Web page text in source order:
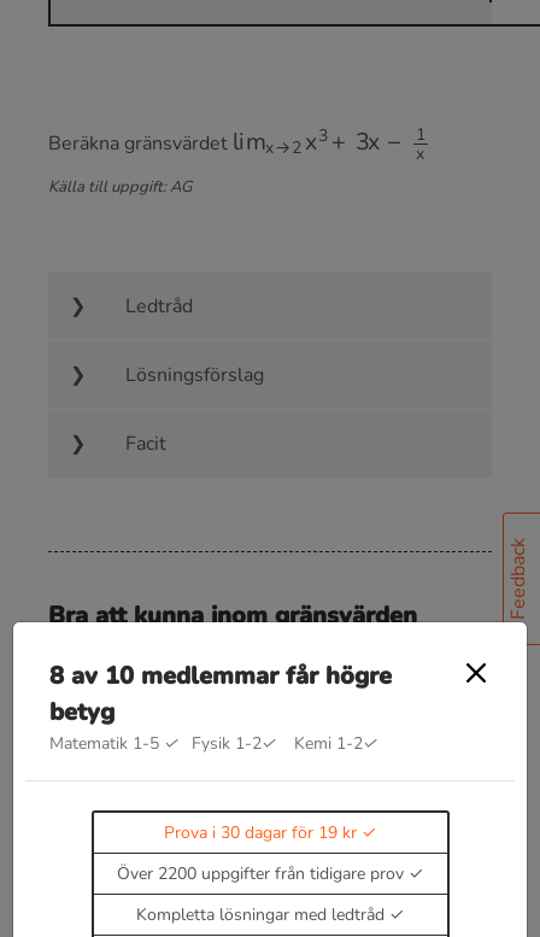
Feedback
Beräkna gränsvärdet
lim x 3 x
Källa till uppgift: AG
Ledtråd
Lösningsförslag
Facit
Bra att kunna inom gränsvärden
funktionens värde när dess argument kommer
tillräckligt nära en viss punkt eller växer sig
oändligt (eller tillräckligt) stora.
Läs teori om gränsvärden
Enbart medlemmar kan kommentera.Prova i 30
dagar för 19 kr.
ellerBli medlem nu
8 av 10 medlemmar får högre
betyg
Matematik 1-5 ✓ Fysik 1-2✓ Kemi 1-2✓
Prova i 30 dagar för 19 kr
Över 2200 uppgifter från tidigare prov
Kompletta lösningar med ledtråd